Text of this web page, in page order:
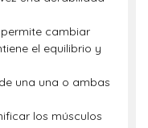
cambiar
el equilibrio y
una una o ambas
los músculos